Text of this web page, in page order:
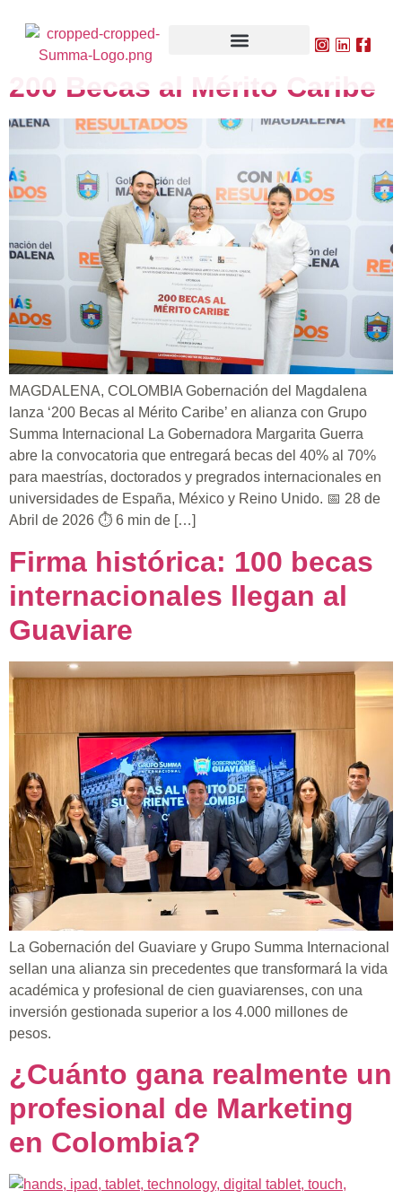
200 Becas al Mérito Caribe
MAGDALENA, COLOMBIA Gobernación del Magdalena
lanza ‘200 Becas al Mérito Caribe’ en alianza con Grupo
Summa Internacional La Gobernadora Margarita Guerra
abre la convocatoria que entregará becas del 40% al 70%
para maestrías, doctorados y pregrados internacionales en
universidades de España, México y Reino Unido. 📅 28 de
Abril de 2026 ⏱ 6 min de […]
Firma histórica: 100 becas
internacionales llegan al
Guaviare
La Gobernación del Guaviare y Grupo Summa Internacional
sellan una alianza sin precedentes que transformará la vida
académica y profesional de cien guaviarenses, con una
inversión gestionada superior a los 4.000 millones de
pesos.
¿Cuánto gana realmente un
profesional de Marketing
en Colombia?